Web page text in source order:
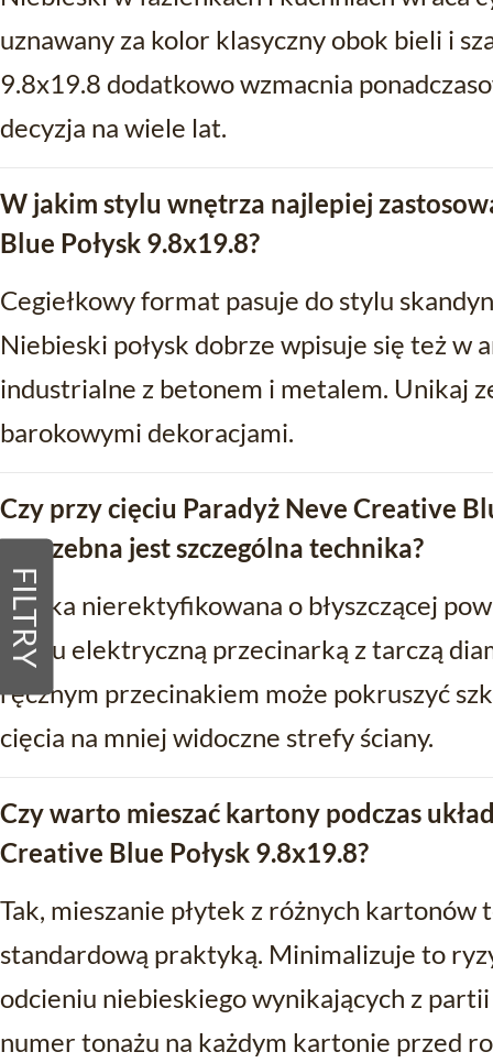
FILTRY
uznawany za kolor klasyczny obok bieli i
9.8x19.8 dodatkowo wzmacnia
decyzja na wiele lat.
W jakim stylu wnętrza najlepiej
Blue Połysk 9.8x19.8?
Cegiełkowy format pasuje do stylu
Niebieski połysk dobrze wpisuje się też w
industrialne z betonem i metalem. Unikaj
barokowymi dekoracjami.
Czy przy cięciu Paradyż Neve Creative
potrzebna jest szczególna technika?
Płytka nierektyfikowana o błyszczącej
cięciu elektryczną przecinarką z tarczą
ręcznym przecinakiem może pokruszyć
cięcia na mniej widoczne strefy ściany.
Czy warto mieszać kartony podczas
Creative Blue Połysk 9.8x19.8?
Tak, mieszanie płytek z różnych kartonów
standardową praktyką. Minimalizuje to
odcieniu niebieskiego wynikających z
numer tonażu na każdym kartonie przed